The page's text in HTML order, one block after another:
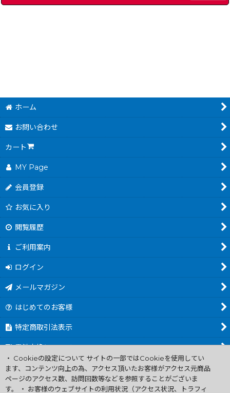
ホーム
お問い合わせ
カート
MY Page
会員登録
お気に入り
閲覧履歴
ご利用案内
ログイン
メールマガジン
はじめてのお客様
特定商取引法表示
電池交換について
商品カテゴリ一覧
Worldwide Shipping Guide
・ Cookieの設定について サイトの一部ではCookieを使用してい
ます、コンテンツ向上の為、アクセス頂いたお客様がアクセス元商品
ページのアクセス数、訪問回数等などを参照することがございま
す。 ・ お客様のウェブサイトの利用状況（アクセス状況、トラフィ